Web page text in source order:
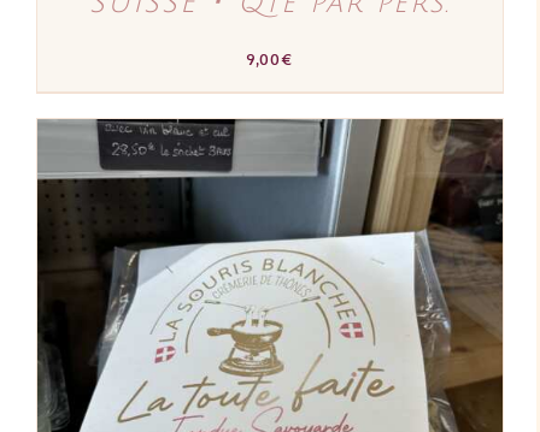
9,00€
AJOUTER AU PANIER
/
DÉTAILS